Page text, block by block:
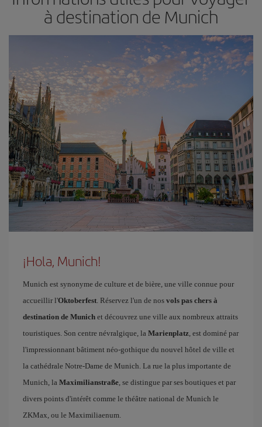
à destination de Munich
¡Hola, Munich!
Munich est synonyme de culture et de bière, une ville connue pour
accueillir l'Oktoberfest. Réservez l'un de nos vols pas chers à
destination de Munich et découvrez une ville aux nombreux attraits
touristiques. Son centre névralgique, la Marienplatz, est dominé par
l'impressionnant bâtiment néo-gothique du nouvel hôtel de ville et
la cathédrale Notre-Dame de Munich. La rue la plus importante de
Munich, la Maximilianstraße, se distingue par ses boutiques et par
divers points d'intérêt comme le théâtre national de Munich le
ZKMax, ou le Maximiliaenum.